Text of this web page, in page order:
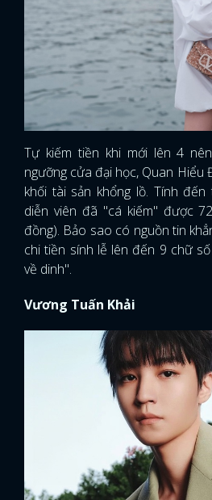
Tự kiếm tiền khi mới lên 4
ngưỡng cửa đại học, Quan Hiểu
khối tài sản khổng lồ. Tính
diễn viên đã "cá kiếm" được
đồng). Bảo sao có nguồn tin
chi tiền sính lễ lên đến 9 chữ
về dinh".
Vương Tuấn Khải